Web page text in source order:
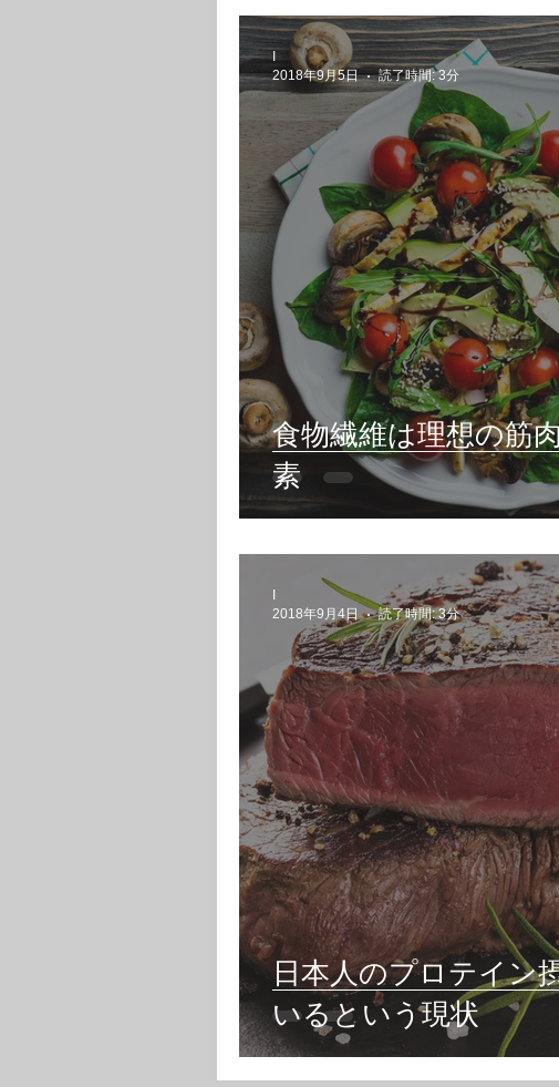
食物繊維は理想の筋
素
I
2018年9月5日
読了時間: 3分
日本人のプロテイン
いるという現状
I
2018年9月4日
読了時間: 3分